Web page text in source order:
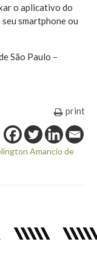
o aplicativo do
smartphone ou
São Paulo –
print
Amancio de